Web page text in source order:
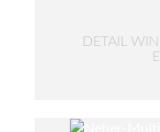
DETAIL